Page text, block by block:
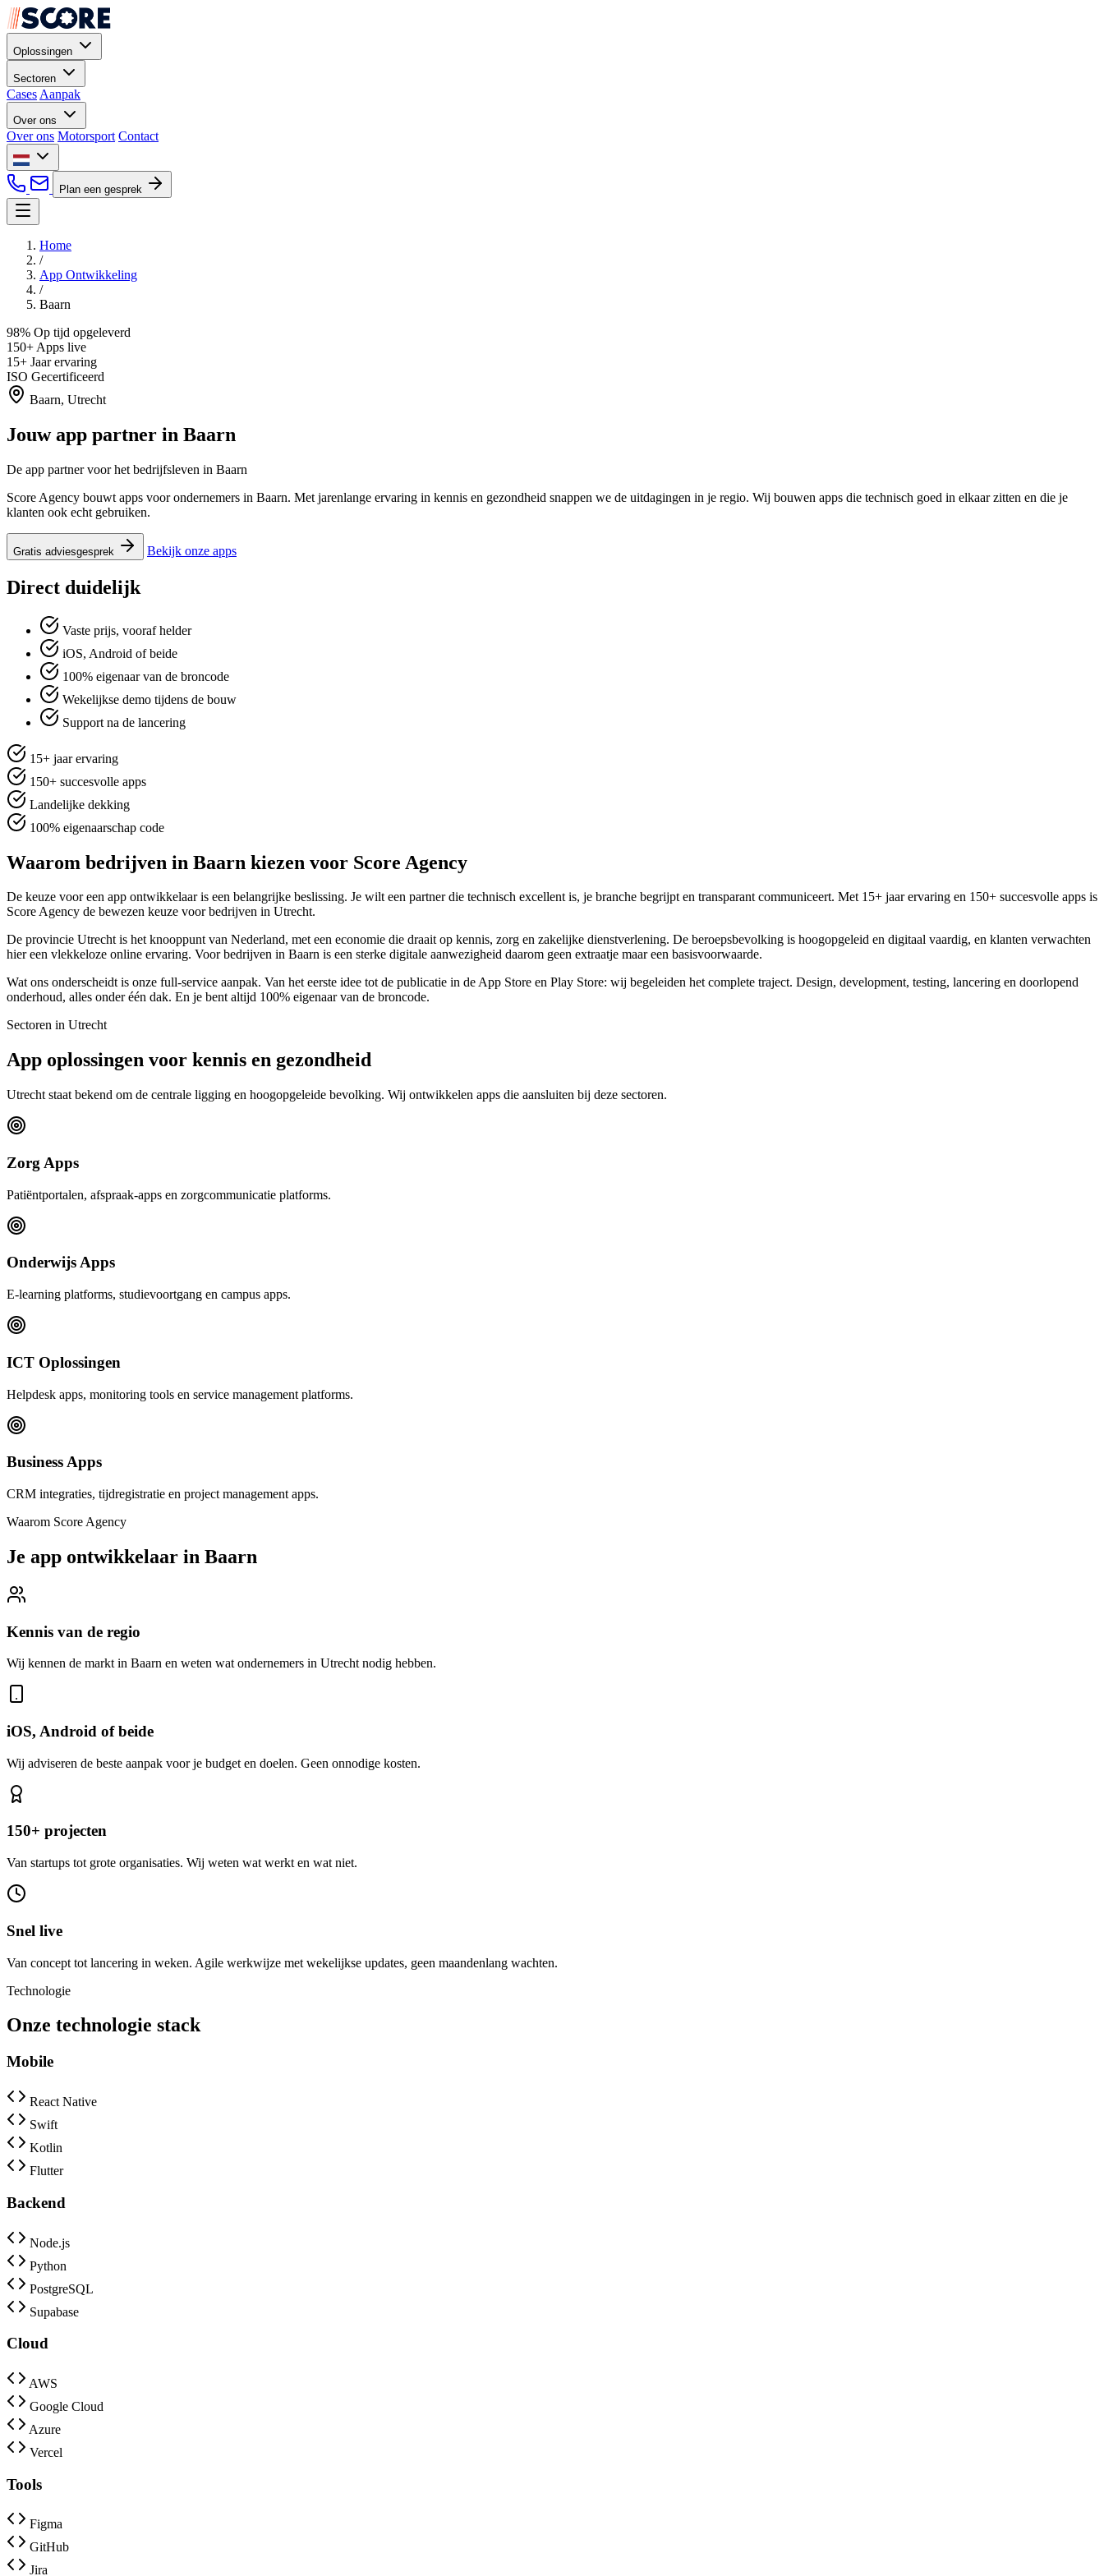
Oplossingen
Sectoren
Cases Aanpak
Over ons
Over ons Motorsport Contact
Plan een gesprek
Home
/
App Ontwikkeling
/
Baarn
98% Op tijd opgeleverd
150+ Apps live
15+ Jaar ervaring
ISO Gecertificeerd
Baarn, Utrecht
Jouw app partner in Baarn
De app partner voor het bedrijfsleven in Baarn
Score Agency bouwt apps voor ondernemers in Baarn. Met jarenlange ervaring in kennis en gezondheid snappen we de uitdagingen in je regio. Wij bouwen apps die technisch goed in elkaar zitten en die je
klanten ook echt gebruiken.
Gratis adviesgesprek Bekijk onze apps
Direct duidelijk
Vaste prijs, vooraf helder
iOS, Android of beide
100% eigenaar van de broncode
Wekelijkse demo tijdens de bouw
Support na de lancering
15+ jaar ervaring
150+ succesvolle apps
Landelijke dekking
100% eigenaarschap code
Waarom bedrijven in Baarn kiezen voor Score Agency
De keuze voor een app ontwikkelaar is een belangrijke beslissing. Je wilt een partner die technisch excellent is, je branche begrijpt en transparant communiceert. Met 15+ jaar ervaring en 150+ succesvolle apps is
Score Agency de bewezen keuze voor bedrijven in Utrecht.
De provincie Utrecht is het knooppunt van Nederland, met een economie die draait op kennis, zorg en zakelijke dienstverlening. De beroepsbevolking is hoogopgeleid en digitaal vaardig, en klanten verwachten
hier een vlekkeloze online ervaring. Voor bedrijven in Baarn is een sterke digitale aanwezigheid daarom geen extraatje maar een basisvoorwaarde.
Wat ons onderscheidt is onze full-service aanpak. Van het eerste idee tot de publicatie in de App Store en Play Store: wij begeleiden het complete traject. Design, development, testing, lancering en doorlopend
onderhoud, alles onder één dak. En je bent altijd 100% eigenaar van de broncode.
Sectoren in Utrecht
App oplossingen voor kennis en gezondheid
Utrecht staat bekend om de centrale ligging en hoogopgeleide bevolking. Wij ontwikkelen apps die aansluiten bij deze sectoren.
Zorg Apps
Patiëntportalen, afspraak-apps en zorgcommunicatie platforms.
Onderwijs Apps
E-learning platforms, studievoortgang en campus apps.
ICT Oplossingen
Helpdesk apps, monitoring tools en service management platforms.
Business Apps
CRM integraties, tijdregistratie en project management apps.
Waarom Score Agency
Je app ontwikkelaar in Baarn
Kennis van de regio
Wij kennen de markt in Baarn en weten wat ondernemers in Utrecht nodig hebben.
iOS, Android of beide
Wij adviseren de beste aanpak voor je budget en doelen. Geen onnodige kosten.
150+ projecten
Van startups tot grote organisaties. Wij weten wat werkt en wat niet.
Snel live
Van concept tot lancering in weken. Agile werkwijze met wekelijkse updates, geen maandenlang wachten.
Technologie
Onze technologie stack
Mobile
React Native
Swift
Kotlin
Flutter
Backend
Node.js
Python
PostgreSQL
Supabase
Cloud
AWS
Google Cloud
Azure
Vercel
Tools
Figma
GitHub
Jira